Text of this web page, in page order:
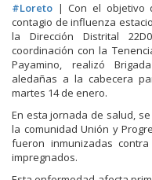
#Loreto | Con el objetivo
contagio de influenza
la Dirección Distrital
coordinación con la
Payamino, realizó
aledañas a la cabecera
martes 14 de enero.
En esta jornada de salud,
la comunidad Unión y
fueron inmunizadas
impregnados.